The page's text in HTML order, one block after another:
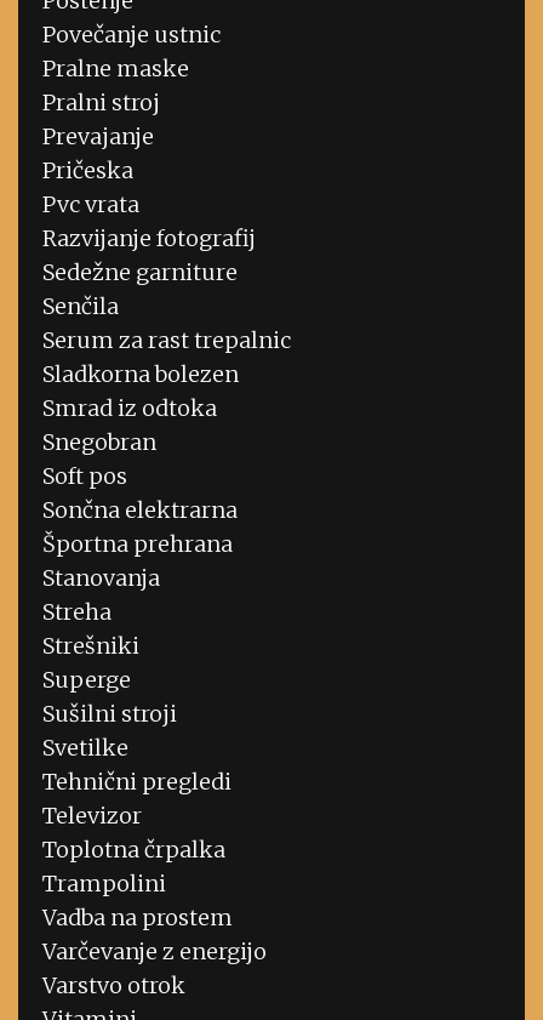
Povečanje ustnic
Pralne maske
Pralni stroj
Prevajanje
Pričeska
Pvc vrata
Razvijanje fotografij
Sedežne garniture
Senčila
Serum za rast trepalnic
Sladkorna bolezen
Smrad iz odtoka
Snegobran
Soft pos
Sončna elektrarna
Športna prehrana
Stanovanja
Streha
Strešniki
Superge
Sušilni stroji
Svetilke
Tehnični pregledi
Televizor
Toplotna črpalka
Trampolini
Vadba na prostem
Varčevanje z energijo
Varstvo otrok